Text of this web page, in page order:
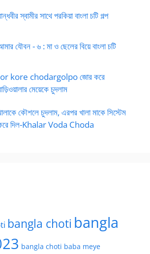
স্বামীর সাথে পরকিয়া বাংলা চটি গল্প
যৌবন - ৬ : মা ও ছেলের বিয়ে বাংলা চটি
kore chodargolpo জোর করে
মেয়েকে চুদলাম
কৌশলে চুদলাম, এরপর খালা মাকে সিস্টেম
দিল-Khalar Voda Choda
bangla choti bangla
bangla choti baba meye